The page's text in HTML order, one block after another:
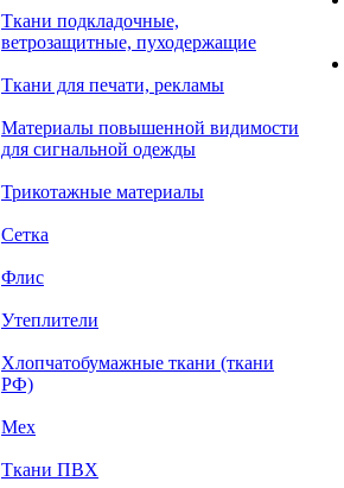
Ткани подкладочные,
ветрозащитные, пуходержащие
Ткани для печати, рекламы
Материалы повышенной видимости
для сигнальной одежды
Трикотажные материалы
Сетка
Флис
Утеплители
Хлопчатобумажные ткани (ткани
РФ)
Мех
Ткани ПВХ